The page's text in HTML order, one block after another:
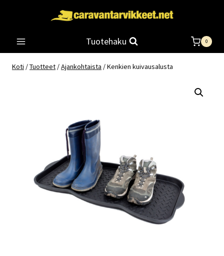
Tuotehaku 0
Koti /Tuotteet /Ajankohtaista /Kenkien kuivausalusta